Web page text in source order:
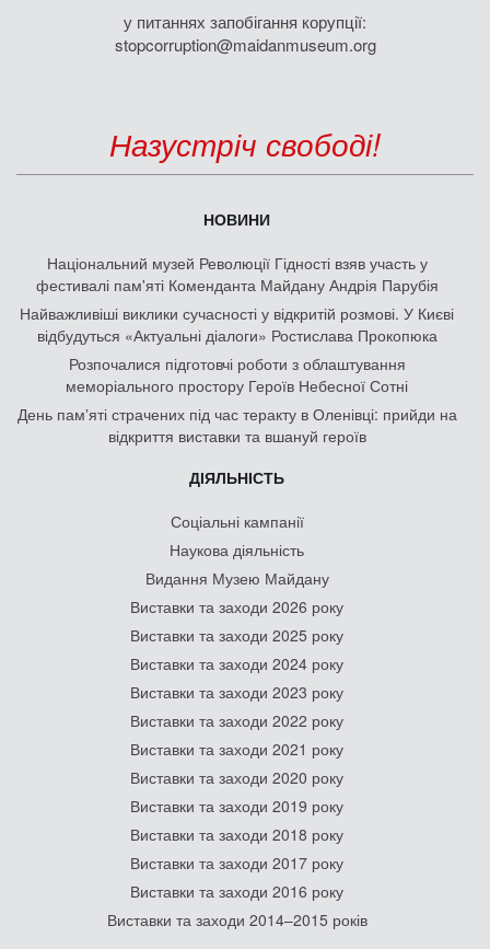
у питаннях запобігання корупції:
stopcorruption@maidanmuseum.org
Назустріч свободі!
НОВИНИ
Національний музей Революції Гідності взяв участь у
фестивалі пам'яті Коменданта Майдану Андрія Парубія
Найважливіші виклики сучасності у відкритій розмові. У Києві
відбудуться «Актуальні діалоги» Ростислава Прокопюка
Розпочалися підготовчі роботи з облаштування
меморіального простору Героїв Небесної Сотні
День памʼяті страчених під час теракту в Оленівці: прийди на
відкриття виставки та вшануй героїв
ДІЯЛЬНІСТЬ
Соціальні кампанії
Наукова діяльність
Видання Музею Майдану
Виставки та заходи 2026 року
Виставки та заходи 2025 року
Виставки та заходи 2024 року
Виставки та заходи 2023 року
Виставки та заходи 2022 року
Виставки та заходи 2021 року
Виставки та заходи 2020 року
Виставки та заходи 2019 року
Виставки та заходи 2018 року
Виставки та заходи 2017 року
Виставки та заходи 2016 року
Виставки та заходи 2014–2015 років